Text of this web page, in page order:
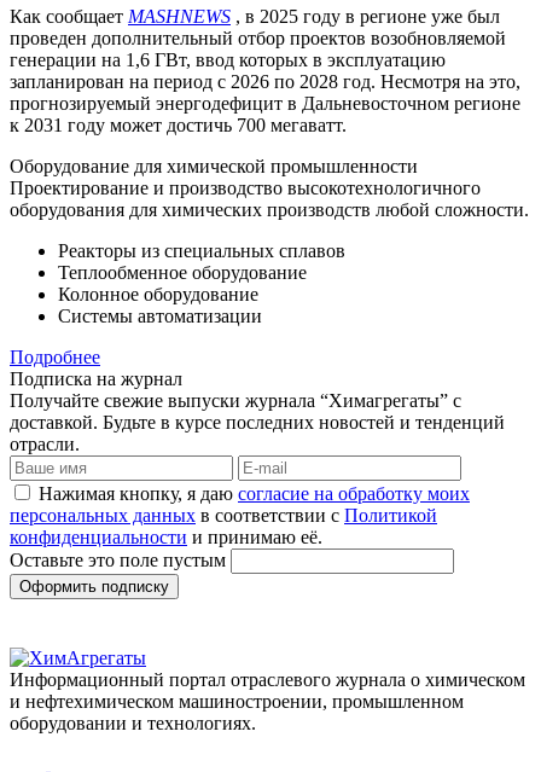
Как сообщает MASHNEWS , в 2025 году в регионе уже был
проведен дополнительный отбор проектов возобновляемой
генерации на 1,6 ГВт, ввод которых в эксплуатацию
запланирован на период с 2026 по 2028 год. Несмотря на это,
прогнозируемый энергодефицит в Дальневосточном регионе
к 2031 году может достичь 700 мегаватт.
Оборудование для химической промышленности
Проектирование и производство высокотехнологичного
оборудования для химических производств любой сложности.
Реакторы из специальных сплавов
Теплообменное оборудование
Колонное оборудование
Системы автоматизации
Подробнее
Подписка на журнал
Получайте свежие выпуски журнала “Химагрегаты” с
доставкой. Будьте в курсе последних новостей и тенденций
отрасли.
Нажимая кнопку, я даю согласие на обработку моих
персональных данных в соответствии с Политикой
конфиденциальности и принимаю её.
Оставьте это поле пустым
Оформить подписку
Информационный портал отраслевого журнала о химическом
и нефтехимическом машиностроении, промышленном
оборудовании и технологиях.